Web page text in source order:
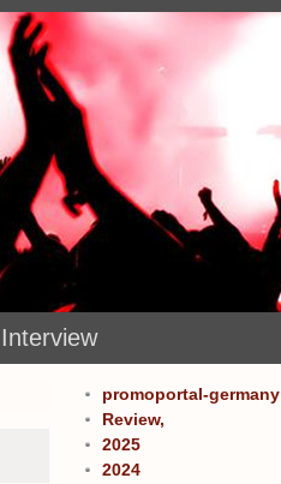
Interview
promoportal-germany
Review,
2025
2024